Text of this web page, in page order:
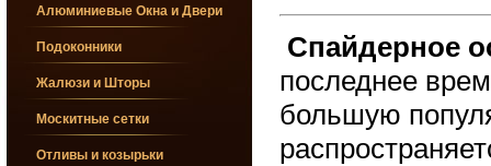
Алюминиевые Окна и Двери
Подоконники
Жалюзи и Шторы
Москитные сетки
Отливы и козырьки
Спайдерное
последнее
большую